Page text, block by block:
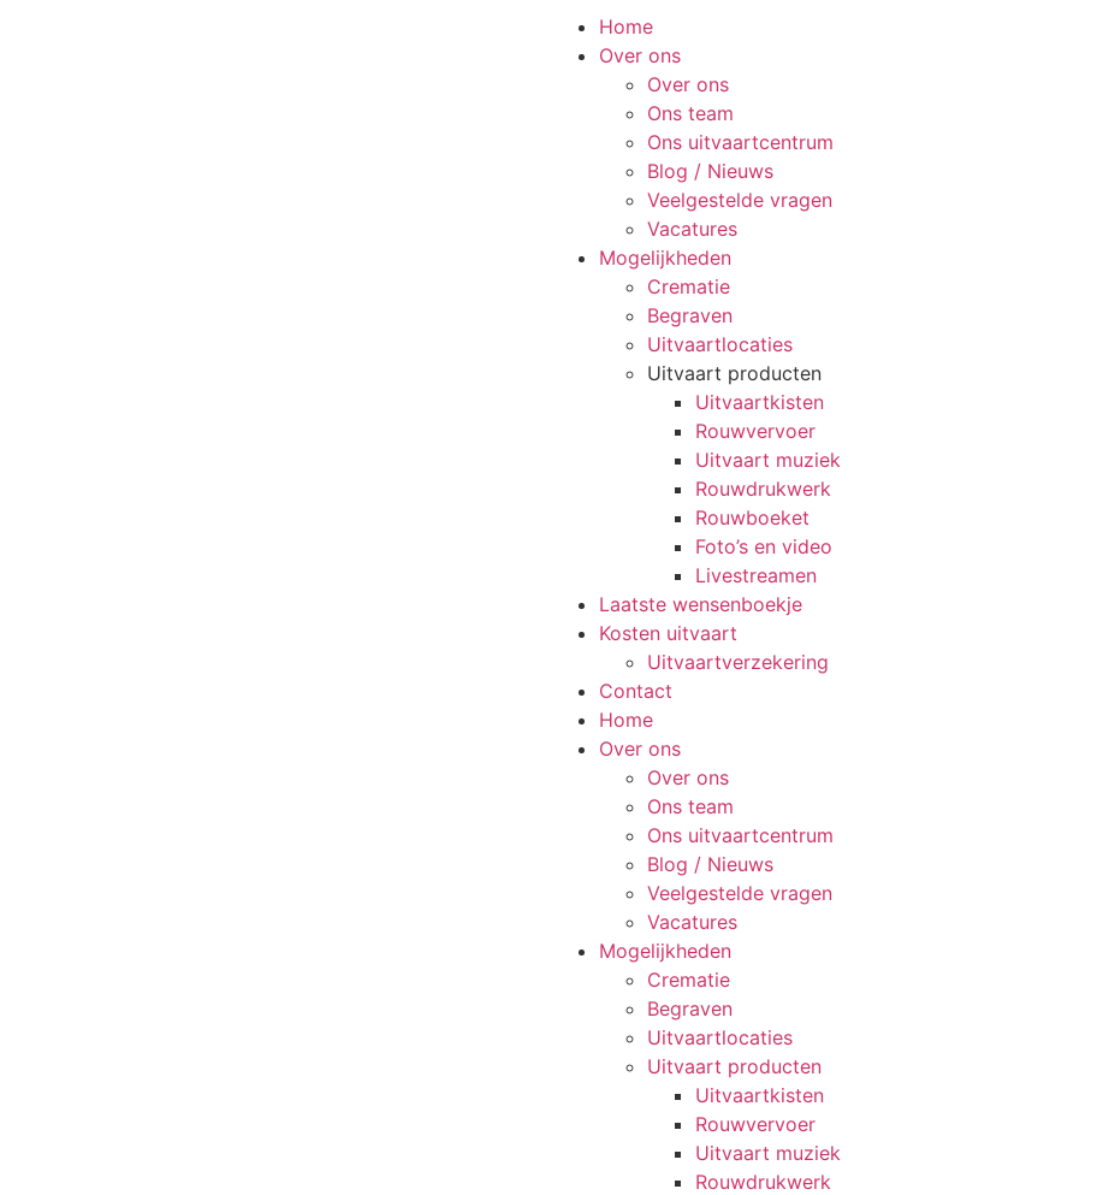
Home
Over ons
Over ons
Ons team
Ons uitvaartcentrum
Blog / Nieuws
Veelgestelde vragen
Vacatures
Mogelijkheden
Crematie
Begraven
Uitvaartlocaties
Uitvaart producten
Uitvaartkisten
Rouwvervoer
Uitvaart muziek
Rouwdrukwerk
Rouwboeket
Foto’s en video
Livestreamen
Laatste wensenboekje
Kosten uitvaart
Uitvaartverzekering
Contact
Home
Over ons
Over ons
Ons team
Ons uitvaartcentrum
Blog / Nieuws
Veelgestelde vragen
Vacatures
Mogelijkheden
Crematie
Begraven
Uitvaartlocaties
Uitvaart producten
Uitvaartkisten
Rouwvervoer
Uitvaart muziek
Rouwdrukwerk